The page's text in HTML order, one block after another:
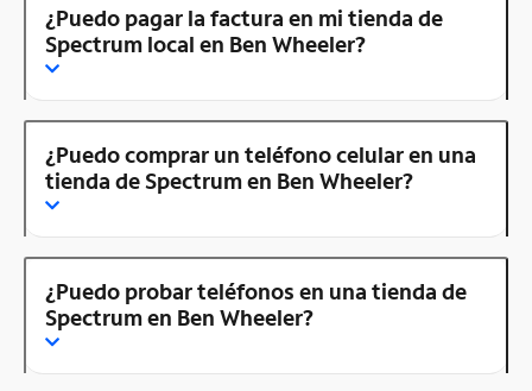
¿Puedo pagar la factura en mi tienda de
Spectrum local en Ben Wheeler?
¿Puedo comprar un teléfono celular en una
tienda de Spectrum en Ben Wheeler?
¿Puedo probar teléfonos en una tienda de
Spectrum en Ben Wheeler?